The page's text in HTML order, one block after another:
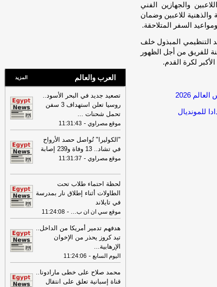
والجهازين الفني
والذهنية للاعبين وضمان
السفر المتلاحقة.
التنظيمي المبذول خلف
للفريق من أجل الظهور
لكرة القدم.
2026
للمونديال
العرب والعالم المزيد
تصعيد جديد في البحر الأسود..
روسيا تعلن استهداف 3 سفن
تحمل شحنات ...
موقع مصراوي -
11:31:43
"الكوليرا" تُواصل حصد الأرواح
في تشاد.. 13 وفاة و239 إصابة
موقع مصراوي -
11:31:37
لحظة احتماء طلاب تحت
الطاولات أثناء إطلاق نار بمدرسة
في تايلاند
موقع سي ان ان ب...
-
11:24:08
هدفهم تدمير أمريكا من الداخل..
تيد كروز يحذر من الإخوان
الإرهابية...
اليوم السابع -
11:24:06
محمد صلاح على خطى مارادونا..
قناة إسبانية تعلق على انتقال